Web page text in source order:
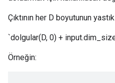
Çıktının her D boyutunun
`dolgular(D, 0) +
Örneğin: